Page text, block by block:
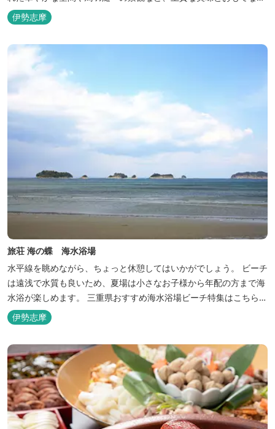
をお約束します。 海の蝶ならではのゆとりの休日をお過ごし下さい
ませ。
伊勢志摩
旅荘 海の蝶 海水浴場
水平線を眺めながら、ちょっと休憩してはいかがでしょう。 ビーチ
は遠浅で水質も良いため、夏場は小さなお子様から年配の方まで海
水浴が楽しめます。 三重県おすすめ海水浴場ビーチ特集はこちら
🏖三重の海水浴場ビーチ特集 プー...
伊勢志摩